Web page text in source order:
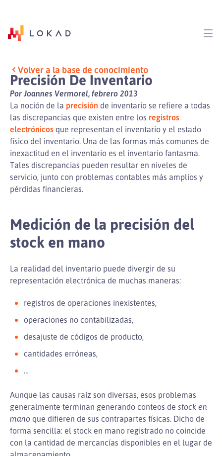
Volver a la base de conocimiento
Precisión De Inventario
Por Joannes Vermorel, febrero 2013
La noción de la precisión de inventario se refiere a todas
las discrepancias que existen entre los registros
electrónicos que representan el inventario y el estado
físico del inventario. Una de las formas más comunes de
inexactitud en el inventario es el inventario fantasma.
Tales discrepancias pueden resultar en niveles de
servicio, junto con problemas contables más amplios y
pérdidas financieras.
Medición de la precisión del
stock en mano
La realidad del inventario puede divergir de su
representación electrónica de muchas maneras:
registros de operaciones inexistentes,
operaciones no contabilizadas,
desajuste de códigos de producto,
cantidades erróneas,
…
Aunque las causas raíz son diversas, esos problemas
generalmente terminan generando conteos de stock en
mano que difieren de sus contrapartes físicas. Dicho de
forma sencilla: el stock en mano registrado no coincide
con la cantidad de mercancías disponibles en el lugar de